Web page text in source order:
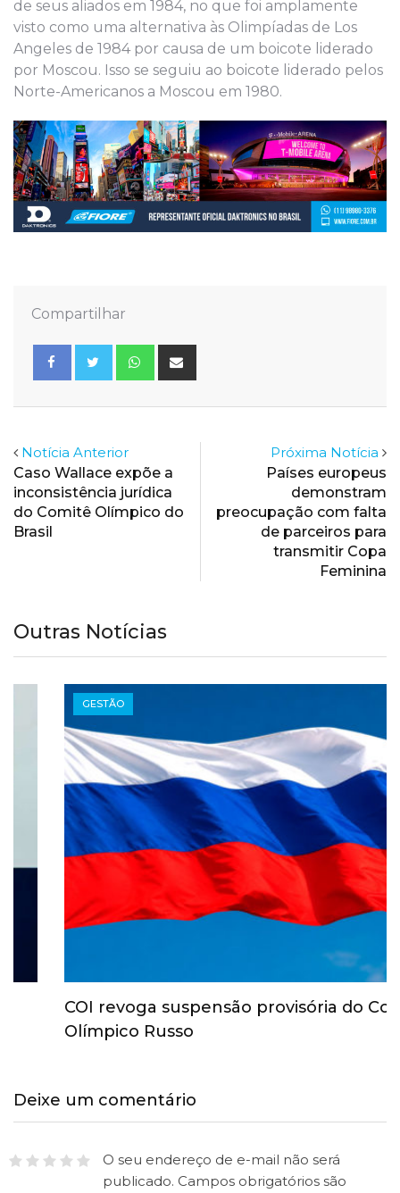
de seus aliados em 1984, no que foi amplamente
visto como uma alternativa às Olimpíadas de Los
Angeles de 1984 por causa de um boicote liderado
por Moscou. Isso se seguiu ao boicote liderado pelos
Norte-Americanos a Moscou em 1980.
Compartilhar
Whatsapp
Notícia Anterior
Caso Wallace expõe a
inconsistência jurídica
do Comitê Olímpico do
Brasil
Próxima Notícia
Países europeus
demonstram
preocupação com falta
de parceiros para
transmitir Copa
Feminina
Outras Notícias
COI revoga suspensão provisória do Comitê
Olímpico Russo
Deixe um comentário
O seu endereço de e-mail não será
publicado. Campos obrigatórios são